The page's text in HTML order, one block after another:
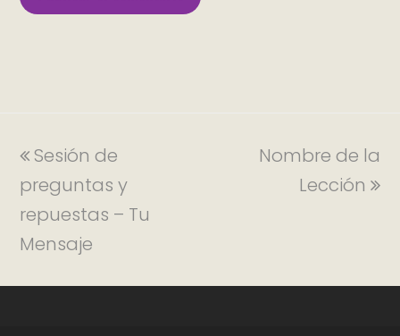
Sesión de
preguntas y
repuestas – Tu
Mensaje
Nombre de la
Lección